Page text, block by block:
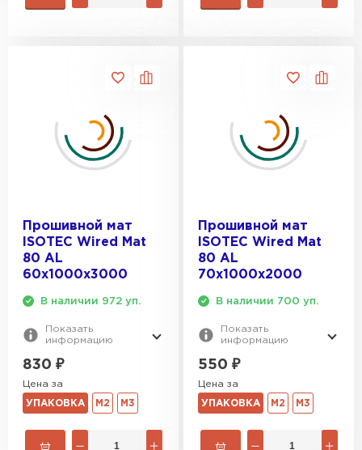
Прошивной мат
ISOTEC Wired Mat
80 AL
60х1000х3000
В наличии 972 уп.
Показать
информацию
830 ₽
Цена за
УПАКОВКА М2 М3
Прошивной мат
ISOTEC Wired Mat
80 AL
70х1000х2000
В наличии 700 уп.
Показать
информацию
550 ₽
Цена за
УПАКОВКА М2 М3
Утеплитель Термит
Утеплитель Изомин
Рулонная кровля Брит
Утеплитель Knauf